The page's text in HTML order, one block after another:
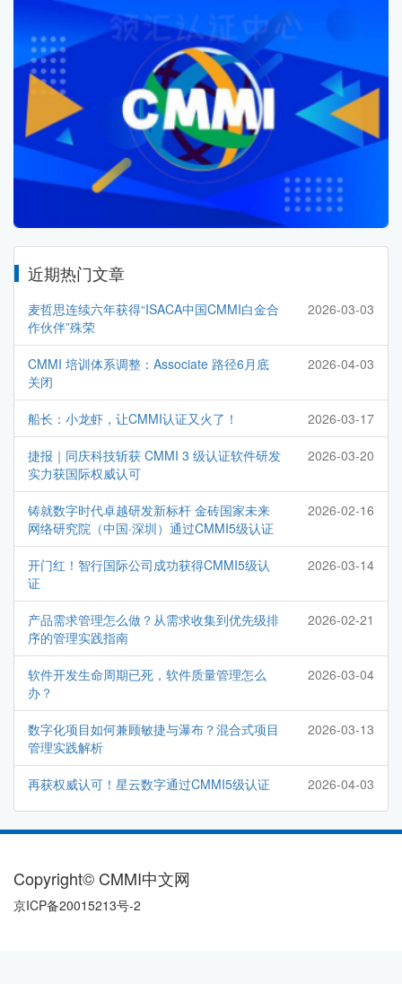
近期热门文章
麦哲思连续六年获得“ISACA中国CMMI白金合
作伙伴”殊荣
2026-03-03
CMMI 培训体系调整：Associate 路径6月底
关闭
2026-04-03
船长：小龙虾，让CMMI认证又火了！ 2026-03-17
捷报｜同庆科技斩获 CMMI 3 级认证软件研发
实力获国际权威认可
2026-03-20
铸就数字时代卓越研发新标杆 金砖国家未来
网络研究院（中国·深圳）通过CMMI5级认证
2026-02-16
开门红！智行国际公司成功获得CMMI5级认
证
2026-03-14
产品需求管理怎么做？从需求收集到优先级排
序的管理实践指南
2026-02-21
软件开发生命周期已死，软件质量管理怎么
办？
2026-03-04
数字化项目如何兼顾敏捷与瀑布？混合式项目
管理实践解析
2026-03-13
再获权威认可！星云数字通过CMMI5级认证 2026-04-03
Copyright© CMMI中文网
京ICP备20015213号-2